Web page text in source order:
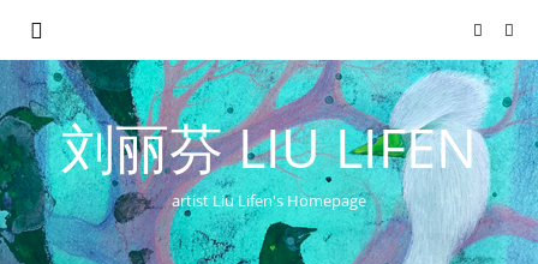
刘丽芬 LIU LIFEN
artist Liu Lifen's Homepage